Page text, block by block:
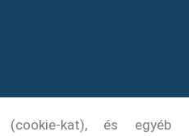
kat), és egyéb